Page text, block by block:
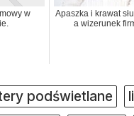
w
Apaszka i krawat
a wizerunek
podświetlane